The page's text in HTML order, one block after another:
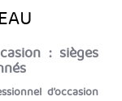
: sièges
d’occasion